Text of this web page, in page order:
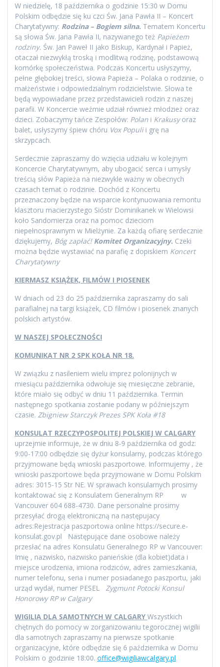
W niedzielę, 18 października o godzinie 15:30 w Domu
Polskim odbędzie się ku czci Św. Jana Pawła II – Koncert
Charytatywny: Rodzina – Bogiem silna. Tematem Koncertu
są słowa Św. Jana Pawła II, nazywanego też Papieżem
rodziny. Św. Jan Paweł II jako Biskup, Kardynał i Papież,
otaczał niezwykłą troską i modlitwą rodzinę, podstawową
komórkę społeczeństwa. Podczas Koncertu usłyszymy,
pełne głębokiej treści, słowa Papieża – Polaka o rodzinie, o
małżeństwie i odpowiedzialnym rodzicielstwie. Słowa te
będą wypowiadane przez przedstawicieli rodzin z naszej
parafii. W Koncercie weźmie udział również młodzież oraz
dzieci. Zobaczymy tańce Zespołów: Polan i Krakusyoraz
balet, usłyszymy śpiew chóru Vox Populi i grę na
skrzypcach.
Serdecznie zapraszamy do wzięcia udziału w kolejnym
Koncercie Charytatywnym, aby ubogacić serca i umysły
treścią słów Papieża na niezwykle ważny w obecnych
czasach temat o rodzinie. Dochód z Koncertu
przeznaczony będzie na wsparcie kontynuowania remontu
klasztoru macierzystego Sióstr Dominikanek w Wielowsi
koło Sandomierza oraz na pomoc dzieciom
niepełnosprawnym w Mielżynie. Za każdą ofiarę serdecznie
dziękujemy, Bóg zapłać! Komitet Organizacyjny. Czeki
można będzie wystawiać na parafię z dopiskiem Koncert
Charytatywny
KIERMASZ KSIĄŻEK, FILMÓW I PIOSENEK
W dniach od 23 do 25 października zapraszamy do sali
parafialnej na targi książek, CD filmów i piosenek znanych
polskich artystów.
W NASZEJ SPOŁECZNOŚCI
KOMUNIKAT NR 2 SPK KOŁA NR 18.
W związku z nasileniem wielu imprez polonijnych w
miesiącu października odwołuje się miesięczne zebranie,
które miało się odbyć w dniu 11 października. Termin
następnego spotkania zostanie podany w późniejszym
czasie. Zbigniew Starczyk Prezes SPK Koła #18
KONSULAT RZECZYPOSPOLITEJ POLSKIEJ W CALGARY
uprzejmie informuje, że w dniu 8-9 października od godz:
9:00-17:00 odbędzie się dyżur konsularny, podczas którego
przyjmowane będą wnioski paszportowe. Informujemy , że
wnioski paszportowe będa przyjmowane w Domu Polskim
adres: 3015-15 Str NE. W sprawach konsularnych prosimy
kontaktować się z Konsulatem Generalnym RP w
Vancouver 604 688-4730. Dane personalne prosimy
przesyłać drogą elektroniczną na następujacy
adres:Rejestracja paszportowa online https://secure.e-
konsulat.gov.pl Następujące dane osobowe należy
przesłać na adres Konsulatu Generalnego RP w Vancouver:
Imię , nazwisko, nazwisko panieńskie (dla kobiet)data i
miejsce urodzenia, imiona rodziców, adres zamieszkania,
numer telefonu, seria i numer posiadanego paszportu, jaki
urząd wydał, numer PESEL Zygmunt Potocki Konsul
Honorowy RP w Calgary
WIGILIA DLA SAMOTNYCH W CALGARY Wszystkich
chętnych do pomocy w zorganizowaniu tegorocznej wigilii
dla samotnych zapraszamy na pierwsze spotkanie
organizacyjne, które odbędzie się 6 października w Domu
Polskim o godzinie 18:00. office@wigiliawcalgary.pl